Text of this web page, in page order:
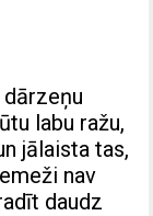
labu ražu,
jālaista tas,
nav
daudz